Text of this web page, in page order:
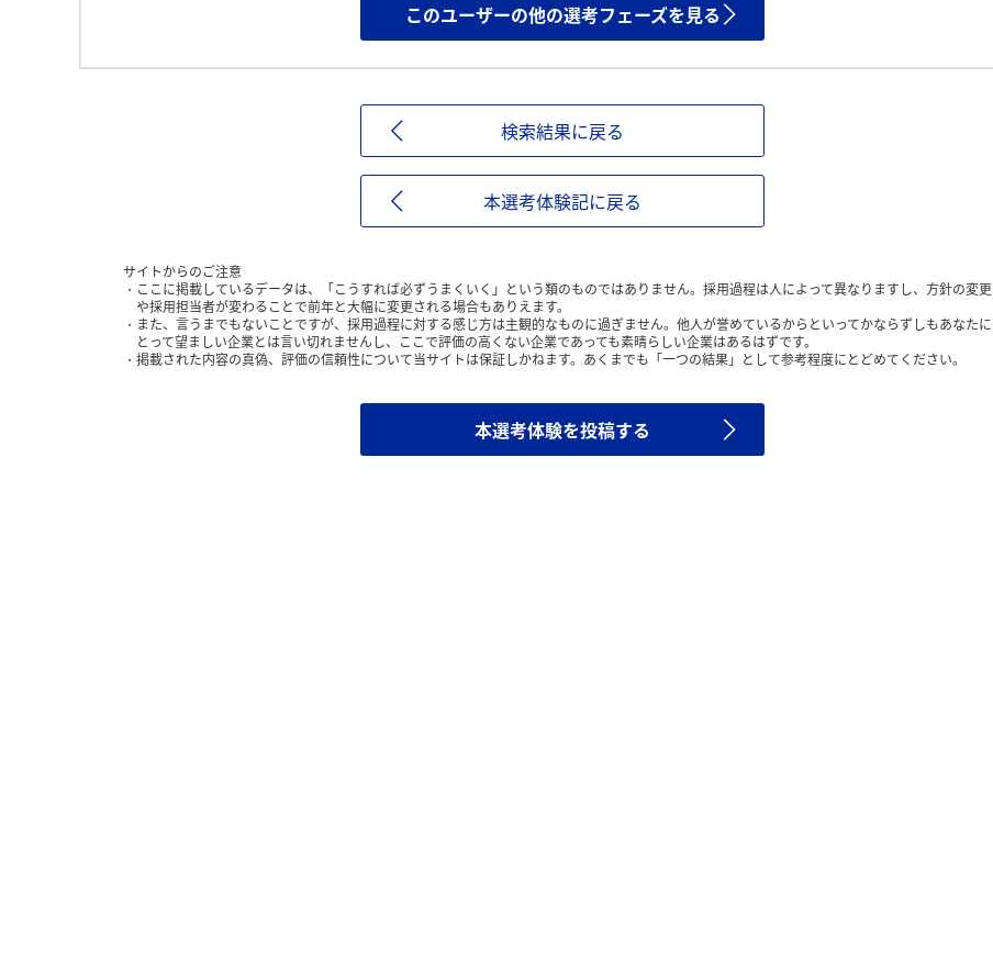
このユーザーの他の選考フェーズを見る
検索結果に戻る
本選考体験記に戻る
サイトからのご注意
ここに掲載しているデータは、「こうすれば必ずうまくいく」という類のものではありません。採用過程は人によって異なりますし、方針の変更
や採用担当者が変わることで前年と大幅に変更される場合もありえます。
また、言うまでもないことですが、採用過程に対する感じ方は主観的なものに過ぎません。他人が誉めているからといってかならずしもあなたに
とって望ましい企業とは言い切れませんし、ここで評価の高くない企業であっても素晴らしい企業はあるはずです。
掲載された内容の真偽、評価の信頼性について当サイトは保証しかねます。あくまでも「一つの結果」として参考程度にとどめてください。
本選考体験を投稿する